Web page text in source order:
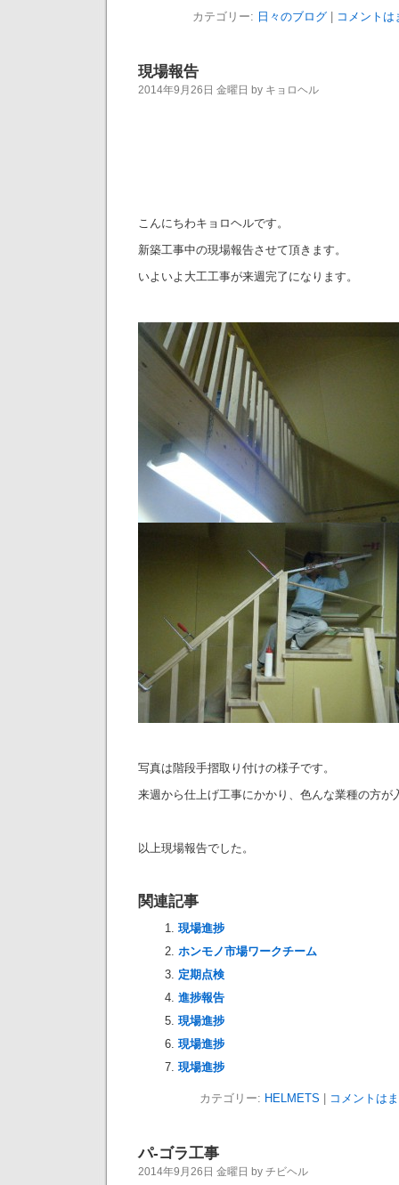
カテゴリー: 日々のブログ| コメントは
現場報告
2014年9月26日 金曜日 by キョロヘル
こんにちわキョロヘルです。
新築工事中の現場報告させて頂きます。
いよいよ大工工事が来週完了になります。
写真は階段手摺取り付けの様子です。
来週から仕上げ工事にかかり、色んな業種の方が
以上現場報告でした。
関連記事
現場進捗
ホンモノ市場ワークチーム
定期点検
進捗報告
現場進捗
現場進捗
現場進捗
カテゴリー: HELMETS コメントは
パ-ゴラ工事
2014年9月26日 金曜日 by チビヘル